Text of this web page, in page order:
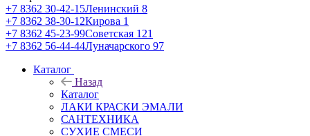
+7 8362 30-42-15Ленинский 8
+7 8362 38-30-12Кирова 1
+7 8362 45-23-99Советская 121
+7 8362 56-44-44Луначарского 97
Каталог
Назад
Каталог
ЛАКИ КРАСКИ ЭМАЛИ
САНТЕХНИКА
СУХИЕ СМЕСИ